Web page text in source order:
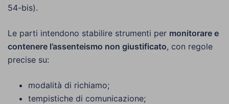
54-bis).
Le parti intendono stabilire strumenti per monitorare e
contenere l’assenteismo non giustificato, con regole
precise su:
modalità di richiamo;
tempistiche di comunicazione;